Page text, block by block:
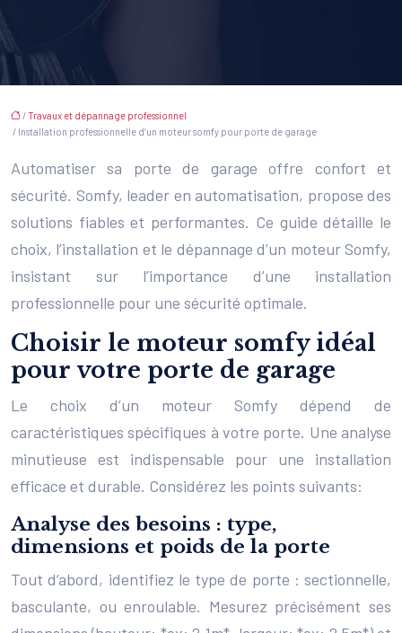
/ Travaux et dépannage professionnel
/ Installation professionnelle d’un moteur somfy pour porte de garage
Automatiser sa porte de garage offre confort et
sécurité. Somfy, leader en automatisation, propose des
solutions fiables et performantes. Ce guide détaille le
choix, l’installation et le dépannage d’un moteur Somfy,
insistant sur l’importance d’une installation
professionnelle pour une sécurité optimale.
Choisir le moteur somfy idéal
pour votre porte de garage
Le choix d’un moteur Somfy dépend de
caractéristiques spécifiques à votre porte. Une analyse
minutieuse est indispensable pour une installation
efficace et durable. Considérez les points suivants:
Analyse des besoins : type,
dimensions et poids de la porte
Tout d’abord, identifiez le type de porte : sectionnelle,
basculante, ou enroulable. Mesurez précisément ses